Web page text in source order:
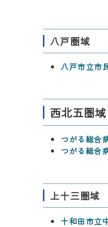
八戸圏域
八戸市立市
西北五圏域
つがる総合
つがる総合
上十三圏域
十和田市立